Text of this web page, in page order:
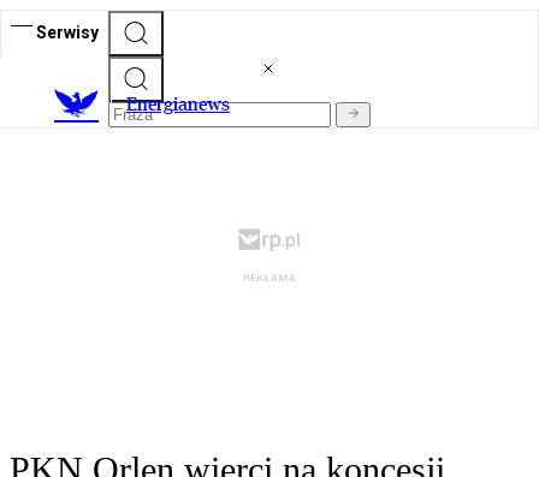
Serwisy
Energianews